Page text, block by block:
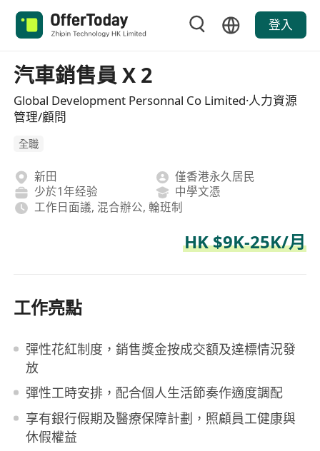
登入
汽車銷售員 X 2
Global Development Personnal Co Limited·人力資源
管理/顧問
全職
新田
僅香港永久居民
少於1年经验
中學文憑
工作日面議, 混合辦公, 輪班制
HK $9K-25K/月
工作亮點
彈性花紅制度，銷售獎金按成交額及達標情況發
放
彈性工時安排，配合個人生活節奏作適度調配
享有銀行假期及醫療保障計劃，照顧員工健康與
休假權益